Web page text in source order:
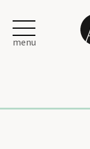
menu